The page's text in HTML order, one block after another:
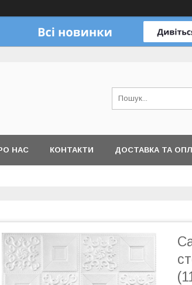
НАС КОНТАКТИ ДОСТАВКА ТА